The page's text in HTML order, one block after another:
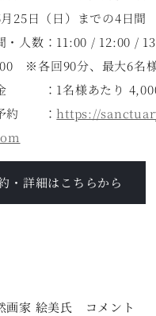
25日（日）までの4日間
・人数：11:00 / 12:00 /
※各回90分、最大6名
：1名様あたり 4,000
約 ：https://
・詳細はこちらから
画家 絵美氏 コメント